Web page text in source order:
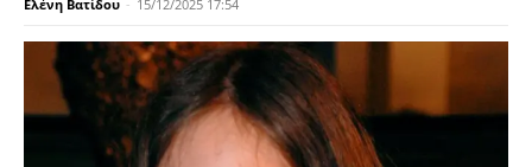
Ελένη Βατίδου - 15/12/2025 17:54